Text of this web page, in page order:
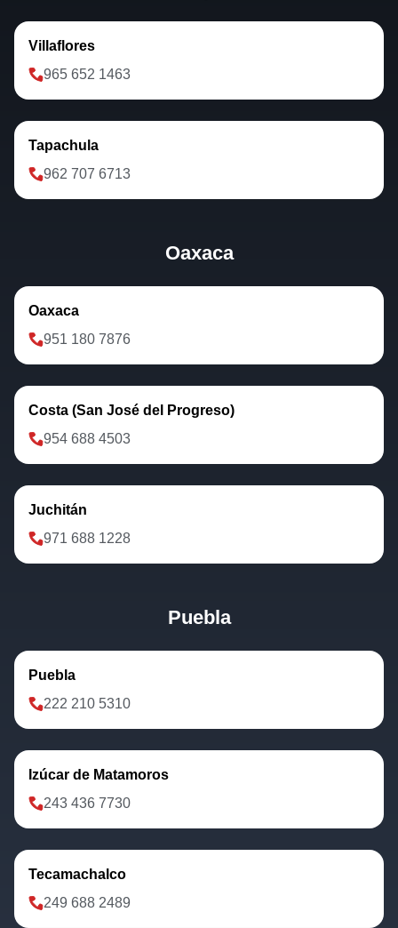
Villaflores
965 652 1463
Tapachula
962 707 6713
Oaxaca
Oaxaca
951 180 7876
Costa (San José del Progreso)
954 688 4503
Juchitán
971 688 1228
Puebla
Puebla
222 210 5310
Izúcar de Matamoros
243 436 7730
Tecamachalco
249 688 2489